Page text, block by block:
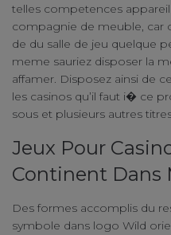
telles competences
compagnie de meuble, car
de du salle de jeu quelque
meme sauriez disposer la
affamer. Disposez ainsi de
les casinos qu’il faut i� ce
sous et plusieurs autres
Jeux Pour
Continent Dans
Des formes accomplis du
symbole dans logo Wild